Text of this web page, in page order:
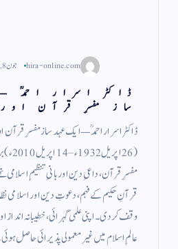
hira-online.com جون 8, 2026
ڈاکٹر اسرار احمدؒ
ساز مفسرِ قرآن اور
ڈاکٹر اسرار احمدؒ — ایک عہد ساز مفسرِ قرآن
(26
مفسرِ قرآن، داعیِ دین اور بانیِ تنظیمِ
قرآنِ حکیم کے فہم، دعوتِ دین اور اسلامی
وقف کر دی۔ اپنی علمی گہرائی، خطیبانہ
عالمِ اسلام میں غیر معمولی پذیرائی حاصل